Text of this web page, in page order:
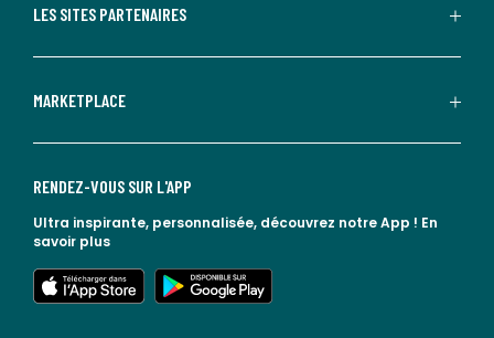
LES SITES PARTENAIRES
MARKETPLACE
RENDEZ-VOUS SUR L'APP
Ultra inspirante, personnalisée, découvrez notre App ! En
savoir plus
lien vers l'app store
lien vers google play